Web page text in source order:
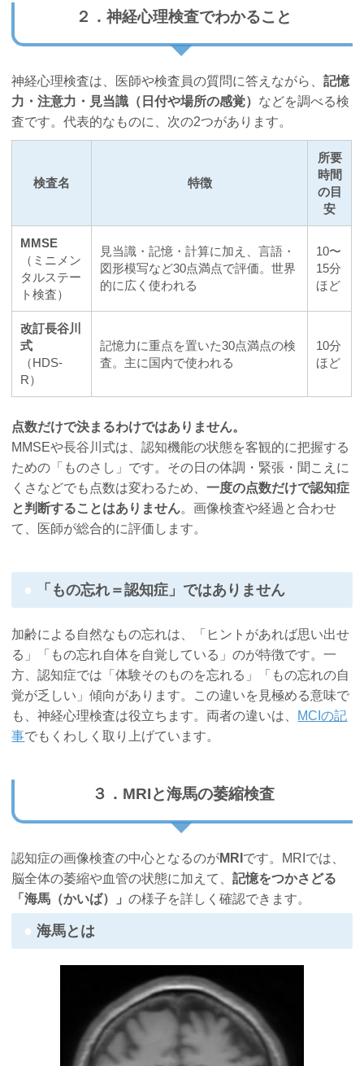
２．神経心理検査でわかること
神経心理検査は、医師や検査員の質問に答えながら、記憶
力・注意力・見当識（日付や場所の感覚） などを調べる検
査です。代表的なものに、次の2つがあります。
検査名 特徴
所要
時間
の目
安
MMSE
（ミニメン
タルステー
ト検査）
見当識・記憶・計算に加え、言語・
図形模写など30点満点で評価。世界
的に広く使われる
10〜
15分
ほど
改訂長谷川
式
（HDS-
R）
記憶力に重点を置いた30点満点の検
査。主に国内で使われる
10分
ほど
点数だけで決まるわけではありません。
MMSEや長谷川式は、認知機能の状態を客観的に把握する
ための「ものさし」です。その日の体調・緊張・聞こえに
くさなどでも点数は変わるため、一度の点数だけで認知症
と判断することはありません。画像検査や経過と合わせ
て、医師が総合的に評価します。
「もの忘れ＝認知症」ではありません
加齢による自然なもの忘れは、「ヒントがあれば思い出せ
る」「もの忘れ自体を自覚している」のが特徴です。一
方、認知症では「体験そのものを忘れる」「もの忘れの自
覚が乏しい」傾向があります。この違いを見極める意味で
も、神経心理検査は役立ちます。両者の違いは、 MCIの記
事でもくわしく取り上げています。
３．MRIと海馬の萎縮検査
認知症の画像検査の中心となるのがMRI です。MRIでは、
脳全体の萎縮や血管の状態に加えて、記憶をつかさどる
「海馬（かいば）」の様子を詳しく確認できます。
海馬とは